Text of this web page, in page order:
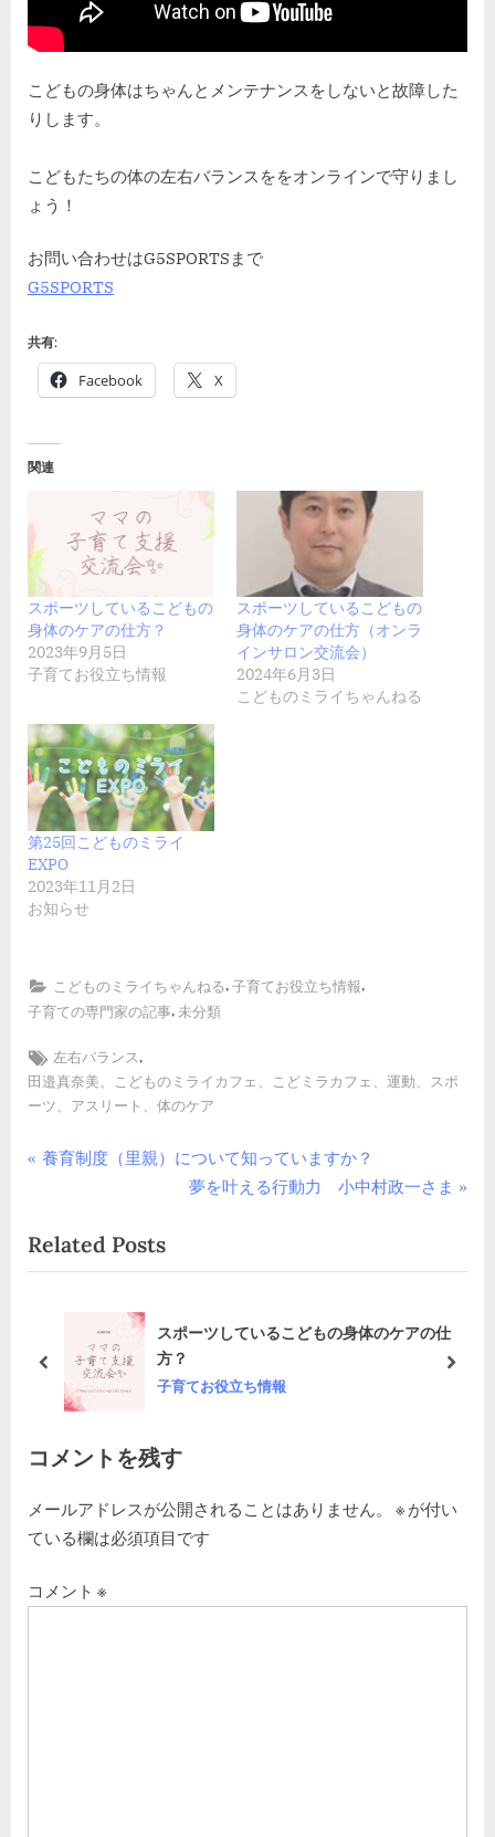
こどもの身体はちゃんとメンテナンスをしないと故障した
りします。
こどもたちの体の左右バランスををオンラインで守りまし
ょう！
お問い合わせはG5SPORTSまで
G5SPORTS
共有:
Facebook X
関連
スポーツしているこどもの
身体のケアの仕方？
2023年9月5日
子育てお役立ち情報
スポーツしているこどもの
身体のケアの仕方（オンラ
インサロン交流会）
2024年6月3日
こどものミライちゃんねる
第25回こどものミライ
EXPO
2023年11月2日
お知らせ
こどものミライちゃんねる,子育てお役立ち情報,
子育ての専門家の記事,未分類
Tags:
左右バランス,
田邉真奈美、こどものミライカフェ、こどミラカフェ、運動、スポ
ーツ、アスリート、体のケア
投
ナ
ョ
ン
P
v
i
s
t
:
養育制度（里親）について知っていますか？
N
t
o
t
夢を叶える行動力 小中村政一さま
Related Posts
体のケアの仕
こどもたちに食べさせたい食材の
こどものミライちゃんねる
prev next
コメントを残す
メールアドレスが公開されることはありません。 ※ が付い
ている欄は必須項目です
コメント ※